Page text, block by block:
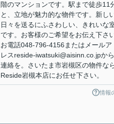
階のマンションです。駅まで徒歩11
と、立地が魅力的な物件です。新し
日々を送るにふさわしい、きれいな
です。お客様のご希望をお伝え下さ
お電話048-796-4156またはメールア
レスreside-iwatsuki@aisinn.co.jpか
連絡を。さいたま市岩槻区の物件な
Reside岩槻本店にお任せ下さい。
情報